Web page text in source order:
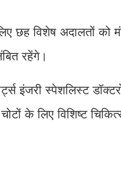
छह विशेष अदालतों को
रहेंगे।
इंजरी स्पेशलिस्ट
के लिए विशिष्ट